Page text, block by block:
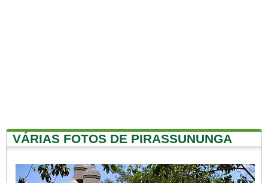
VÁRIAS FOTOS DE PIRASSUNUNGA